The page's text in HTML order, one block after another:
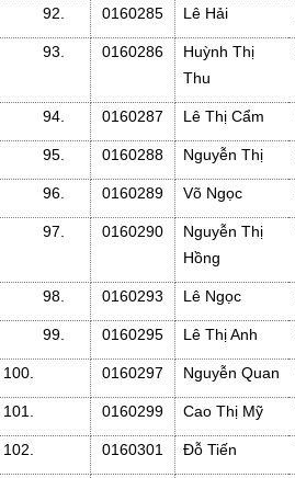
92. 0160285 Lê Hải
93. 0160286
Huỳnh Thị
Thu
94. 0160287 Lê Thị Cẩm
95. 0160288 Nguyễn Thị
96. 0160289 Võ Ngọc
97. 0160290
Nguyễn Thị
Hồng
98. 0160293 Lê Ngọc
99. 0160295 Lê Thị Anh
100. 0160297 Nguyễn Quan
101. 0160299 Cao Thị Mỹ
102. 0160301 Đỗ Tiến